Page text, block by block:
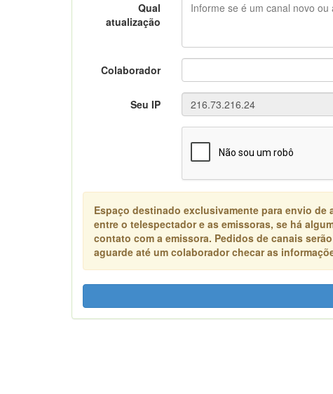
Qual
atualização
Colaborador
Seu IP
Espaço destinado exclusivamente para envio de
entre o telespectador e as emissoras, se há
contato com a emissora. Pedidos de canais
aguarde até um colaborador checar as